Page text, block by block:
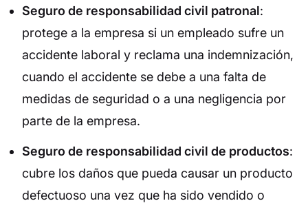
Seguro de responsabilidad civil patronal:
protege a la empresa si un empleado sufre un
accidente laboral y reclama una indemnización,
cuando el accidente se debe a una falta de
medidas de seguridad o a una negligencia por
parte de la empresa.
Seguro de responsabilidad civil de productos:
cubre los daños que pueda causar un producto
defectuoso una vez que ha sido vendido o